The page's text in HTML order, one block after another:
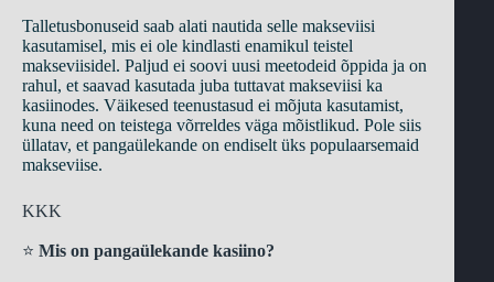
Talletusbonuseid saab alati nautida selle makseviisi
kasutamisel, mis ei ole kindlasti enamikul teistel
makseviisidel. Paljud ei soovi uusi meetodeid õppida ja on
rahul, et saavad kasutada juba tuttavat makseviisi ka
kasiinodes. Väikesed teenustasud ei mõjuta kasutamist,
kuna need on teistega võrreldes väga mõistlikud. Pole siis
üllatav, et pangaülekande on endiselt üks populaarsemaid
makseviise.
KKK
⭐ Mis on pangaülekande kasiino?